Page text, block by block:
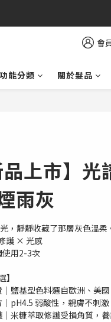
會
功能分類 關於髮品
品上市】
雨灰
，靜靜收藏了那層灰色溫柔
護 × 光感
使用2-3次
】
鹽基型色料選自歐洲、美
pH4.5 弱酸性，親膚不刺激
米糠萃取修護受損角質，養